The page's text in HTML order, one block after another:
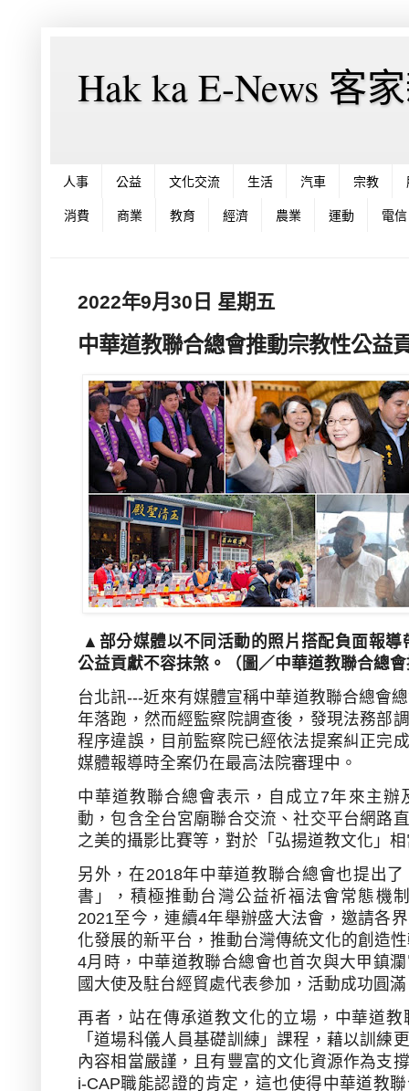
Hak ka E-News 客
人事 公益 文化交流 生活 汽車 宗教
消費 商業 教育 經濟 農業 運動 電信
2022年9月30日 星期五
中華道教聯合總會推動宗教性公益
▲ 部分媒體以不同活動的照片搭配負面報
公益貢獻不容抹煞。（圖／中華道教聯合總
台北訊---近來有媒體宣稱中華道教聯合總會
年落跑，然而經監察院調查後，發現法務部
程序違誤，目前監察院已經依法提案糾正完
媒體報導時全案仍在最高法院審理中。
中華道教聯合總會表示，自成立7年來主辦
動，包含全台宮廟聯合交流、社交平台網路
之美的攝影比賽等，對於「弘揚道教文化」
另外，在2018年中華道教聯合總會也提出
書」，積極推動台灣公益祈福法會常態機
2021至今，連續4年舉辦盛大法會，邀請各
化發展的新平台，推動台灣傳統文化的創造
4月時，中華道教聯合總會也首次與大甲鎮
國大使及駐台經貿處代表參加，活動成功圓
再者，站在傳承道教文化的立場，中華道
「道場科儀人員基礎訓練」課程，藉以訓練
內容相當嚴謹，且有豐富的文化資源作為支
i-CAP職能認證的肯定，這也使得中華道教